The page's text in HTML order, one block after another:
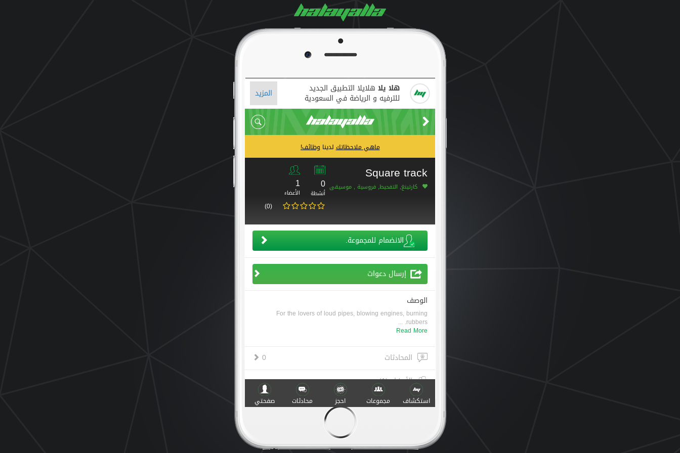
هلا يلا هلايلا التطبيق الجديد
للترفيه و الرياضة في السعودية المزيد
ماهي ملاحظاتكلديناوظائف!
Square track
كارتينغ, التفحيط, فروسية , موسيقى 0
أنشطة
1
الأعضاء
(0)
الانضمام للمجموعة.
إرسال دعوات
الوصف
For the lovers of loud pipes, blowing engines, burning
rubbers. ...
Read More
المحادثات
0
الأعضاء (1)
أنشطة
v.1.0
استكشاف مجموعات احجز محادثات صفحتي